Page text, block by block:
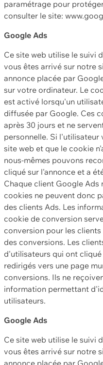
paramétrage pour
consulter le site:
Google Ads
Ce site web utilise le suivi
vous êtes arrivé sur notre
annonce placée par
sur votre ordinateur. Le
est activé lorsqu'un
diffusée par Google. Ces
après 30 jours et ne
personnelle. Si
site web et que le cookie
nous-mêmes pouvons
cliqué sur l'annonce et a
Chaque client Google
cookies ne peuvent donc
des clients Ads. Les
cookie de conversion
conversion pour les
des conversions. Les
d'utilisateurs qui ont
redirigés vers une page
conversions. Ils ne
information permettant
utilisateurs.
Google Ads
Ce site web utilise le suivi
vous êtes arrivé sur notre